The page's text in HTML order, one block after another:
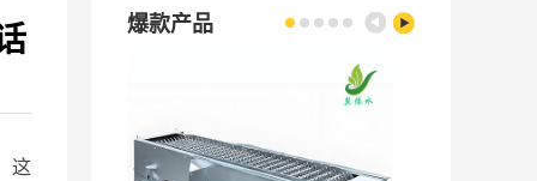
这
爆款产品